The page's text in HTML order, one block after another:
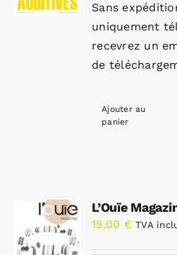
Sans
uniquement
recevrez un
de
Ajouter au
panier
L’Ouïe
15,00 € TVA